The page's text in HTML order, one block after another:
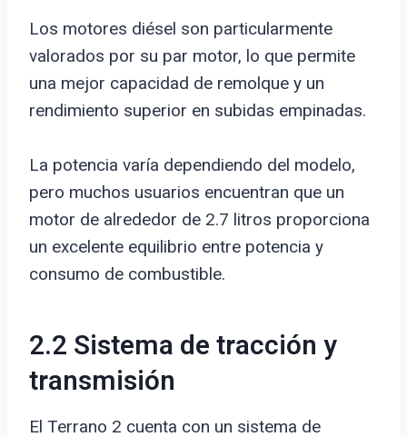
Los motores diésel son particularmente
valorados por su par motor, lo que permite
una mejor capacidad de remolque y un
rendimiento superior en subidas empinadas.
La potencia varía dependiendo del modelo,
pero muchos usuarios encuentran que un
motor de alrededor de 2.7 litros proporciona
un excelente equilibrio entre potencia y
consumo de combustible.
2.2 Sistema de tracción y
transmisión
El Terrano 2 cuenta con un sistema de